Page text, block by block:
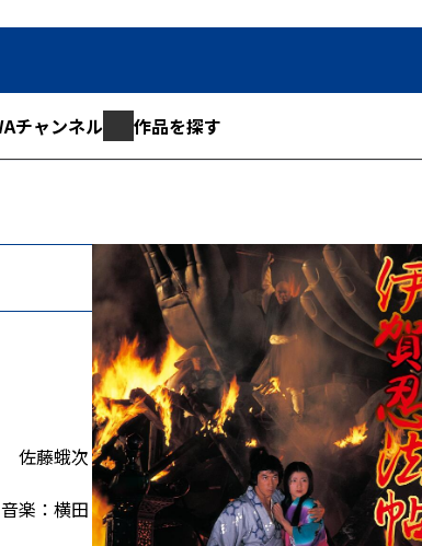
チャンネル 作品を探す
佐藤蛾次
楽：横田